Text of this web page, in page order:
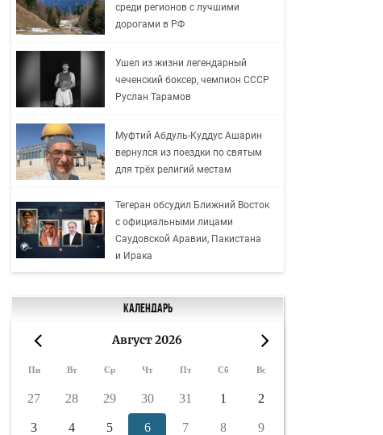
среди регионов с лучшими
дорогами в РФ
Ушел из жизни легендарный
чеченский боксер, чемпион СССР
Руслан Тарамов
Муфтий Абдуль-Куддус Ашарин
вернулся из поездки по святым
для трёх религий местам
Тегеран обсудил Ближний Восток
с официальными лицами
Саудовской Аравии, Пакистана
и Ирака
Календарь
Август 2026
Пн Вт Ср Чт Пт Сб Вс
27 28 29 30 31 1 2
3 4 5 6 7 8 9